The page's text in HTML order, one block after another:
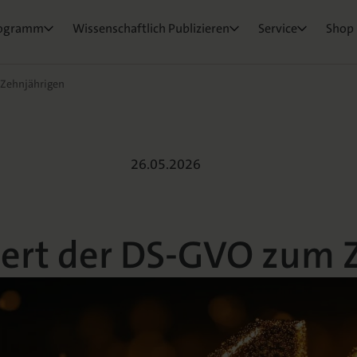
Wissenschaftlich Publizieren
Service
Shop
DS-GVO
26.05.2026
der DS-GVO zum